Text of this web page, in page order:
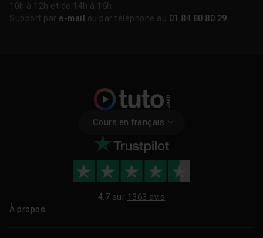
10h à 12h et de 14h à 16h.
Support par e-mail ou par téléphone au 01 84 80 80 29
Cours en français
4.7 sur 1363 avis
À propos